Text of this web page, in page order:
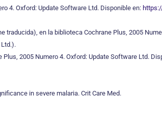
4. Oxford: Update Software Ltd. Disponible en:
en la biblioteca Cochrane Plus, 2005
Ltd.).
2005 Numero 4. Oxford: Update Software Ltd.
in severe malaria. Crit Care Med.